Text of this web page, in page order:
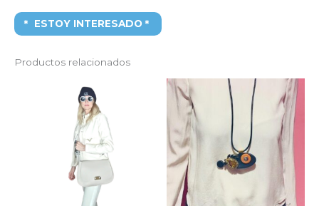
ESTOY INTERESADO
Productos relacionados
precio
original
era:
1.500,00€.
precio
original
era:
590,00€.
precio
actual
es:
100,00€.